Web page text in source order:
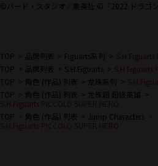
©バード・スタジオ／集英社 ©「2022 ドラゴン
TOP 品牌列表 Figuarts系列
S.H.Figuarts
TOP
品牌列表 S.H.Figuarts
S.H.Figuarts
TOP
角色 (作品) 列表 龙珠系列
TOP
角色 (作品) 列表
龙珠超 超级英雄
S.H.Figuarts PICCOLO SUPER HERO
TOP
角色 (作品) 列表
Jump Characters
S.H.Figuarts PICCOLO SUPER HERO